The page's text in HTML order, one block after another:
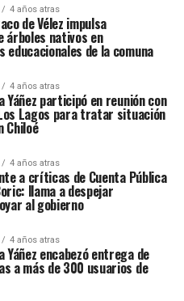
4 años atras
de Vélez impulsa
nativos en
educacionales de la comuna
4 años atras
Yáñez participó en reunión con
Lagos para tratar situación
Chiloé
4 años atras
a críticas de Cuenta Pública
llama a despejar
al gobierno
4 años atras
Yáñez encabezó entrega de
a más de 300 usuarios de